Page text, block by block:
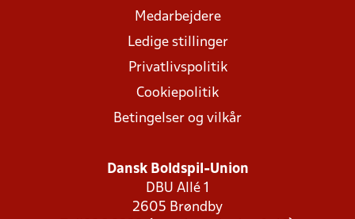
Medarbejdere
Ledige stillinger
Privatlivspolitik
Cookiepolitik
Betingelser og vilkår
Dansk Boldspil-Union
DBU Allé 1
2605 Brøndby